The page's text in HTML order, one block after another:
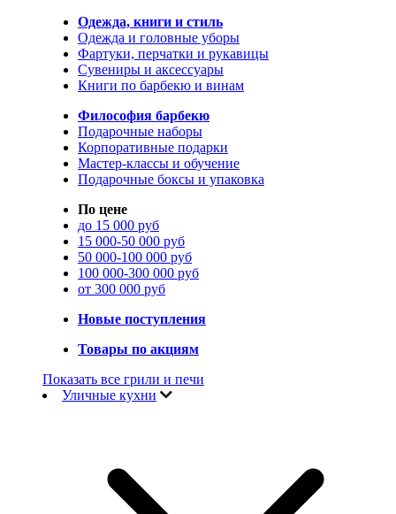
Одежда, книги и стиль
Одежда и головные уборы
Фартуки, перчатки и рукавицы
Сувениры и аксессуары
Книги по барбекю и винам
Философия барбекю
Подарочные наборы
Корпоративные подарки
Мастер-классы и обучение
Подарочные боксы и упаковка
По цене
до 15 000 руб
15 000-50 000 руб
50 000-100 000 руб
100 000-300 000 руб
от 300 000 руб
Новые поступления
Товары по акциям
Показать все грили и печи
Уличные кухни